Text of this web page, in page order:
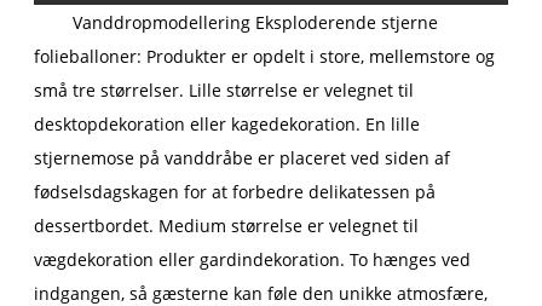
Vanddropmodellering Eksploderende stjerne
folieballoner: Produkter er opdelt i store, mellemstore og
små tre størrelser. Lille størrelse er velegnet til
desktopdekoration eller kagedekoration. En lille
stjernemose på vanddråbe er placeret ved siden af ​​
fødselsdagskagen for at forbedre delikatessen på
dessertbordet. Medium størrelse er velegnet til
vægdekoration eller gardindekoration. To hænges ved
indgangen, så gæsterne kan føle den unikke atmosfære,